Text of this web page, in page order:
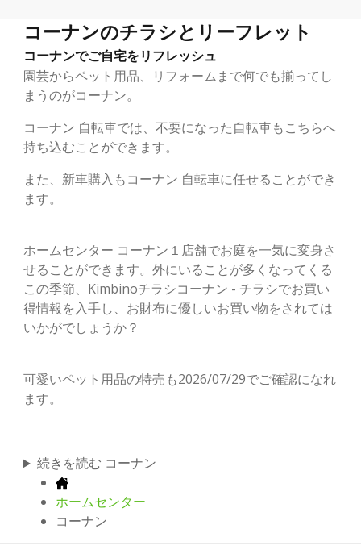
コーナンのチラシとリーフレット
コーナンでご自宅をリフレッシュ
園芸からペット用品、リフォームまで何でも揃ってし
まうのがコーナン。
コーナン 自転車では、不要になった自転車もこちらへ
持ち込むことができます。
また、新車購入もコーナン 自転車に任せることができ
ます。
ホームセンター コーナン１店舗でお庭を一気に変身さ
せることができます。外にいることが多くなってくる
この季節、Kimbinoチラシコーナン - チラシでお買い
得情報を入手し、お財布に優しいお買い物をされては
いかがでしょうか？
可愛いペット用品の特売も2026/07/29でご確認になれ
ます。
続きを読む コーナン
ホームセンター
コーナン